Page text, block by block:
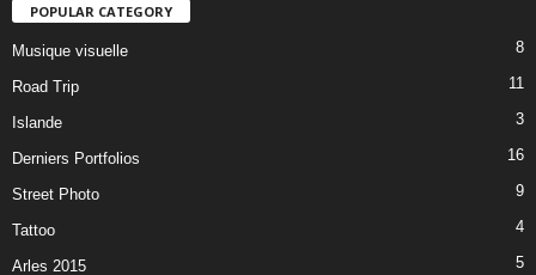
POPULAR CATEGORY
Musique visuelle 8
Road Trip 11
Islande 3
Derniers Portfolios 16
Street Photo 9
Tattoo 4
Arles 2015 5